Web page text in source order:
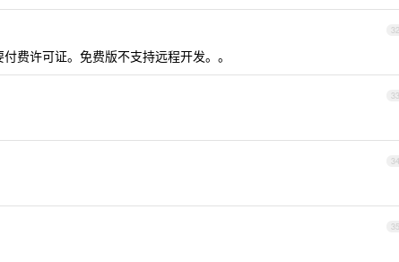
32
费许可证。免费版不支持远程开发。。
33
34
35